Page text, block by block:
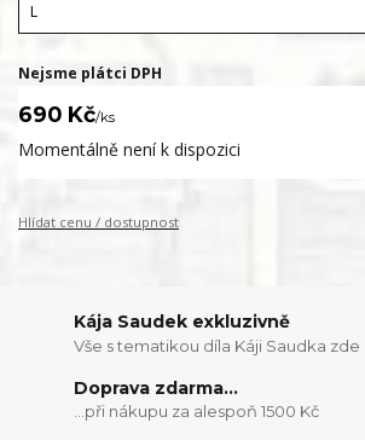
Nejsme plátci DPH
690 Kč/ks
Momentálně není k dispozici
Hlídat cenu / dostupnost
Kája Saudek exkluzivně
Vše s tematikou díla Káji Saudka zde
Doprava zdarma...
...při nákupu za alespoň 1500 Kč